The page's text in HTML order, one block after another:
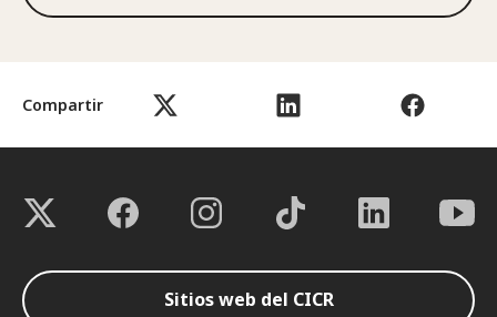
Compartir
Sitios web del CICR